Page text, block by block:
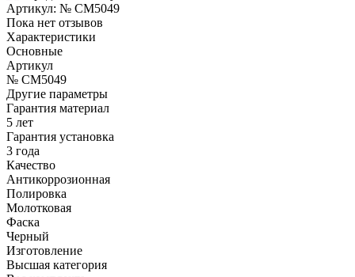
Артикул: № CM5049
Пока нет отзывов
Характеристики
Основные
Артикул
№ CM5049
Другие параметры
Гарантия материал
5 лет
Гарантия установка
3 года
Качество
Антикоррозионная
Полировка
Молотковая
Фаска
Черный
Изготовление
Высшая категория